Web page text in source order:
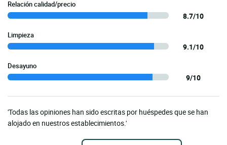
Relación calidad/precio
8.7/10
Limpieza
9.1/10
Desayuno
9/10
'Todas las opiniones han sido escritas por huéspedes que se han
alojado en nuestros establecimientos.'